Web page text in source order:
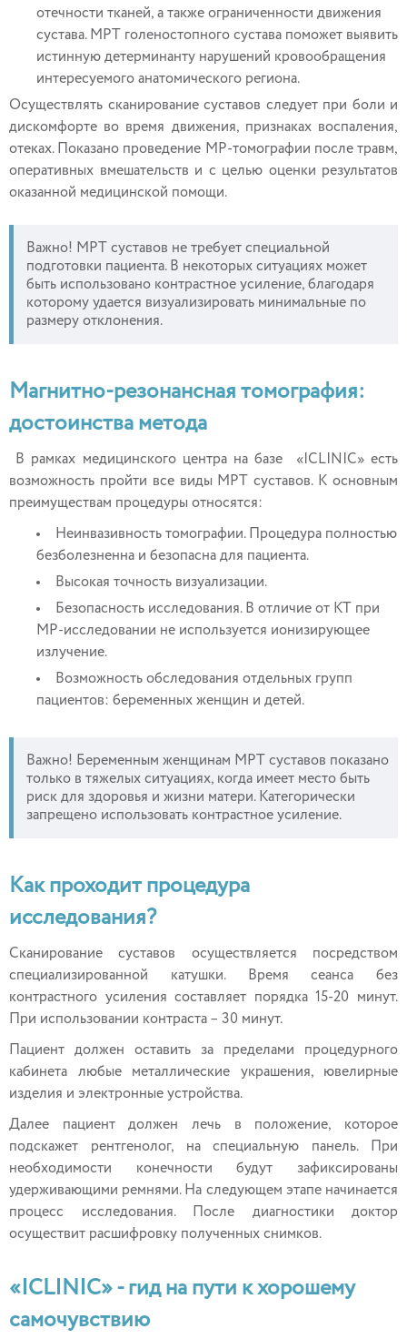
отечности тканей, а также ограниченности движения
сустава. МРТ голеностопного сустава поможет выявить
истинную детерминанту нарушений кровообращения
интересуемого анатомического региона.
Осуществлять сканирование суставов следует при боли и
дискомфорте во время движения, признаках воспаления,
отеках. Показано проведение МР-томографии после травм,
оперативных вмешательств и с целью оценки результатов
оказанной медицинской помощи.
Важно! МРТ суставов не требует специальной
подготовки пациента. В некоторых ситуациях может
быть использовано контрастное усиление, благодаря
которому удается визуализировать минимальные по
размеру отклонения.
Магнитно-резонансная томография:
достоинства метода
В рамках медицинского центра на базе «ICLINIC» есть
возможность пройти все виды МРТ суставов. К основным
преимуществам процедуры относятся:
Неинвазивность томографии. Процедура полностью
безболезненна и безопасна для пациента.
Высокая точность визуализации.
Безопасность исследования. В отличие от КТ при
МР-исследовании не используется ионизирующее
излучение.
Возможность обследования отдельных групп
пациентов: беременных женщин и детей.
Важно! Беременным женщинам МРТ суставов показано
только в тяжелых ситуациях, когда имеет место быть
риск для здоровья и жизни матери. Категорически
запрещено использовать контрастное усиление.
Как проходит процедура
исследования?
Сканирование суставов осуществляется посредством
специализированной катушки. Время сеанса без
контрастного усиления составляет порядка 15-20 минут.
При использовании контраста – 30 минут.
Пациент должен оставить за пределами процедурного
кабинета любые металлические украшения, ювелирные
изделия и электронные устройства.
Далее пациент должен лечь в положение, которое
подскажет рентгенолог, на специальную панель. При
необходимости конечности будут зафиксированы
удерживающими ремнями. На следующем этапе начинается
процесс исследования. После диагностики доктор
осуществит расшифровку полученных снимков.
«ICLINIC» - гид на пути к хорошему
самочувствию